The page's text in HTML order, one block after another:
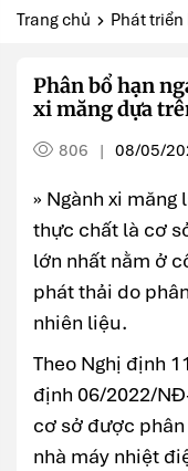
Trang chủ Phát
Phân bổ hạn
xi măng dựa
806 | 08/05/
» Ngành xi măng
thực chất là cơ
lớn nhất nằm ở
phát thải do
nhiên liệu.
Theo Nghị định
định 06/2022/
cơ sở được
nhà máy nhiệt